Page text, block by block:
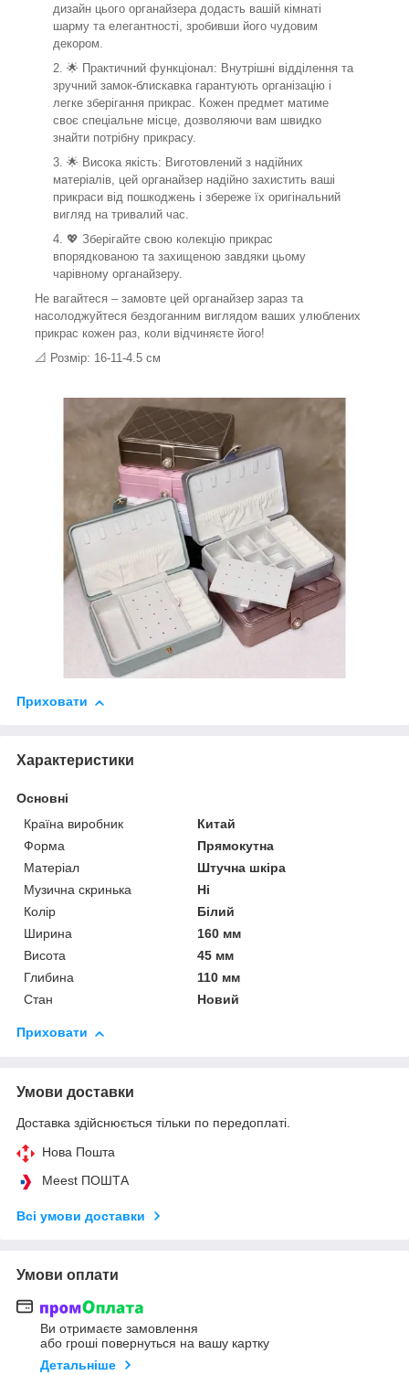
дизайн цього органайзера додасть вашій кімнаті
шарму та елегантності, зробивши його чудовим
декором.
🌟 Практичний функціонал: Внутрішні відділення та
зручний замок-блискавка гарантують організацію і
легке зберігання прикрас. Кожен предмет матиме
своє спеціальне місце, дозволяючи вам швидко
знайти потрібну прикрасу.
🌟 Висока якість: Виготовлений з надійних
матеріалів, цей органайзер надійно захистить ваші
прикраси від пошкоджень і збереже їх оригінальний
вигляд на тривалий час.
💖 Зберігайте свою колекцію прикрас
впорядкованою та захищеною завдяки цьому
чарівному органайзеру.
Не вагайтеся – замовте цей органайзер зараз та
насолоджуйтеся бездоганним виглядом ваших улюблених
прикрас кожен раз, коли відчиняєте його!
📐 Розмір: 16-11-4.5 см
Приховати
Характеристики
Основні
Країна виробник
Китай
Форма
Прямокутна
Матеріал
Штучна шкіра
Музична скринька
Ні
Колір
Білий
Ширина
160 мм
Висота
45 мм
Глибина
110 мм
Стан
Новий
Приховати
Умови доставки
Доставка здійснюється тільки по передоплаті.
Нова Пошта
Meest ПОШТА
Всі умови доставки
Умови оплати
Ви отримаєте замовлення
або гроші повернуться на вашу картку
Детальніше